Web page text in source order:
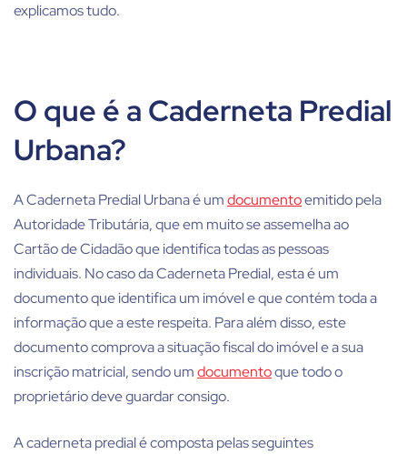
explicamos tudo.
O que é a Caderneta Predial
Urbana?
A Caderneta Predial Urbana é umdocumentoemitido pela
Autoridade Tributária, que em muito se assemelha ao
Cartão de Cidadão que identifica todas as pessoas
individuais. No caso da Caderneta Predial, esta é um
documento que identifica um imóvel e que contém toda a
informação que a este respeita. Para além disso, este
documento comprova a situação fiscal do imóvel e a sua
inscrição matricial, sendo umdocumentoque todo o
proprietário deve guardar consigo.
A caderneta predial é composta pelas seguintes